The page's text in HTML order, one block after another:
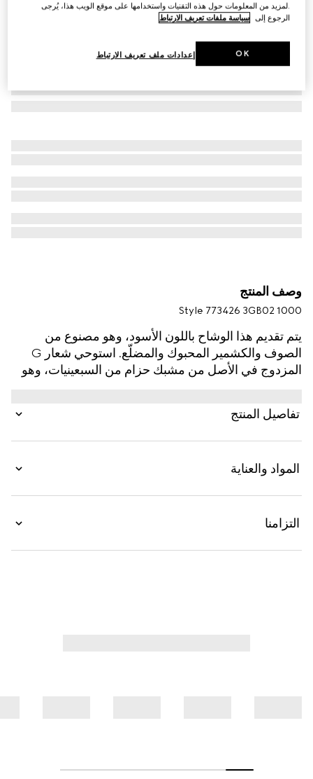
وصف المنتج
Style ‎773426 3GB02 1000
يتم تقديم هذا الوشاح باللون الأسود، وهو مصنوع من
الصوف والكشمير المحبوك والمضلّع. استوحي شعار G
المزدوج في الأصل من مشبك حزام من السبعينيات، وهو
تفاصيل المنتج
المواد والعناية
التزامنا
.لمزيد من المعلومات حول هذه التقنيات واستخدامها على موقع الويب هذا، يُرجى
الرجوع إلى سياسة ملفات تعريف الارتباط
إعدادات ملف تعريف الارتباط OK